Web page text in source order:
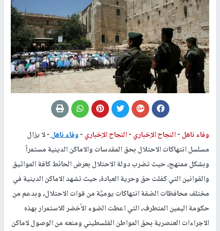
وفاء ناهل-النجاح الإخباري -النجاح الإخباري-وفاء ناهل- لا يزال
مسلسل انتهاكات الاحتلال بحق المقدسات والاماكن الدينية مستمراً
وبشكل ممنهج، حيث تضرب دولة الاحتلال بعرض الحائط كافة المواثيق
والقوانين التي كفلت حق وحرية العبادة، حيث تشهد الاماكن الدينية في
مختلف محافظات الضفة انتهاكات يوميَّة من قوات الاحتلال، وبدعم من
حكومة اليمين المتطرف، التي اعطت الضوء الأخضر للاستمرار بهذه
الاجراءات العنصرية بحق المواطن الفلسطيني ومنعه من الوصول لاماكن